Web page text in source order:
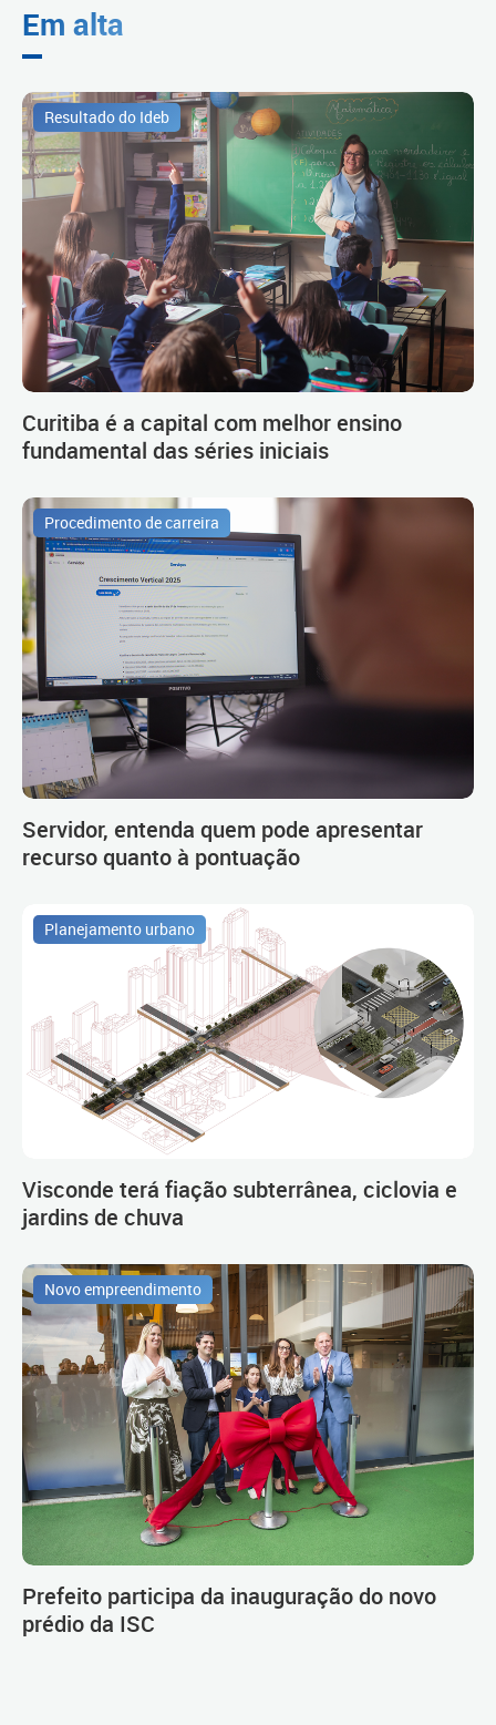
Em alta
Resultado do Ideb
Curitiba é a capital com melhor ensino
fundamental das séries iniciais
Procedimento de carreira
Servidor, entenda quem pode apresentar
recurso quanto à pontuação
Planejamento urbano
Visconde terá fiação subterrânea, ciclovia e
jardins de chuva
Novo empreendimento
Prefeito participa da inauguração do novo
prédio da ISC